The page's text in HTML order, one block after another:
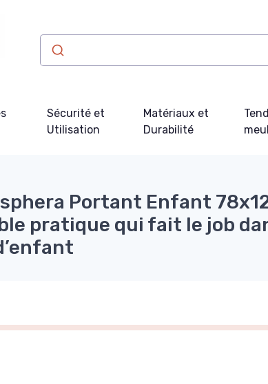
Sécurité et
Utilisation
Matériaux et
Durabilité
Portant Enfant
pratique qui fait le job